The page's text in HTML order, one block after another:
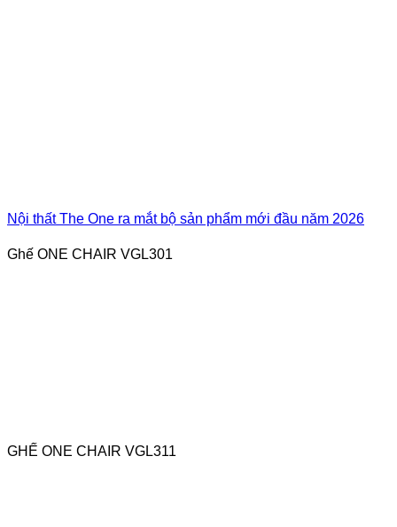
Nội thất The One ra mắt bộ sản phẩm mới đầu năm 2026
Ghế ONE CHAIR VGL301
GHẾ ONE CHAIR VGL311